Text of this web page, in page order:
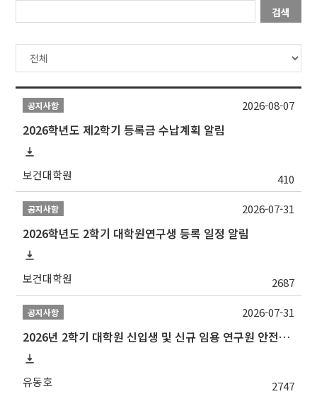
검색
공지사항
2026학년도 제2학기 등록금 수납계획 알림
보건대학원 410
2026-08-07
공지사항
2026학년도 2학기 대학원연구생 등록 일정 알림
보건대학원 2687
2026-07-31
공지사항
2026년 2학기 대학원 신입생 및 신규 임용 연구원 안전환경교육(신규교육) 실시 안내
유동호 2747
2026-07-31